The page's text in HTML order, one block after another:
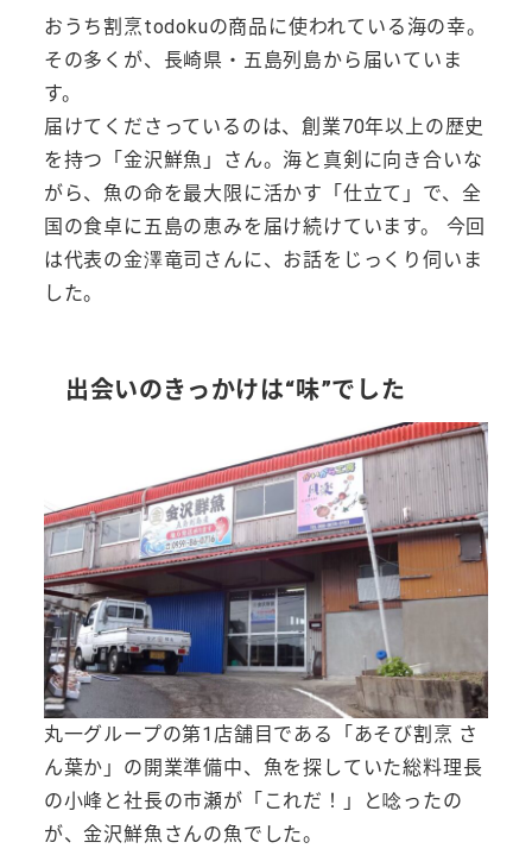
おうち割烹todokuの商品に使われている海の幸。
その多くが、長崎県・五島列島から届いていま
す。
届けてくださっているのは、創業70年以上の歴史
を持つ「金沢鮮魚」さん。海と真剣に向き合いな
がら、魚の命を最大限に活かす「仕立て」で、全
国の食卓に五島の恵みを届け続けています。 今回
は代表の金澤竜司さんに、お話をじっくり伺いま
した。
出会いのきっかけは“味”でした
丸一グループの第1店舗目である「あそび割烹 さ
ん葉か」の開業準備中、魚を探していた総料理長
の小峰と社長の市瀬が「これだ！」と唸ったの
が、金沢鮮魚さんの魚でした。